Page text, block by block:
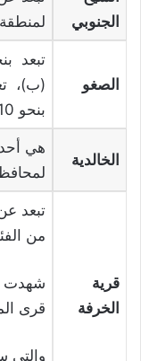
الجنوبي
الصغو
(ب)،
بنحو 10 كم.
الخالدية
هي أحد
قرية
الخرفة
من
شهدت
قرى
والتي